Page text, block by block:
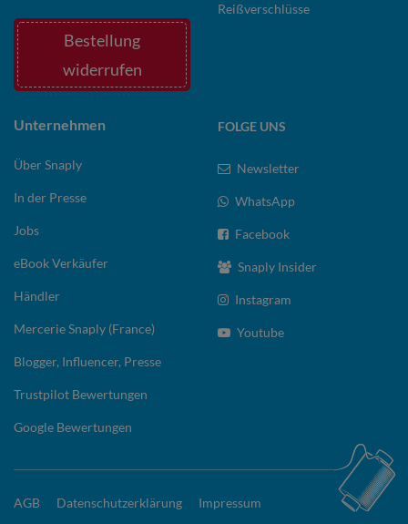
Bestellung
widerrufen
Reißverschlüsse
Unternehmen
Über Snaply
In der Presse
Jobs
eBook Verkäufer
Händler
Mercerie Snaply (France)
Blogger, Influencer, Presse
Trustpilot Bewertungen
Google Bewertungen
FOLGE UNS
Newsletter
WhatsApp
Facebook
Snaply Insider
Instagram
Youtube
AGB Datenschutzerklärung Impressum